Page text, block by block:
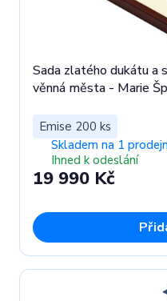
Sada zlatého dukátu a
věnná města - Marie
Emise 200 ks
Skladem na 1
Ihned k odeslání
19 990 Kč